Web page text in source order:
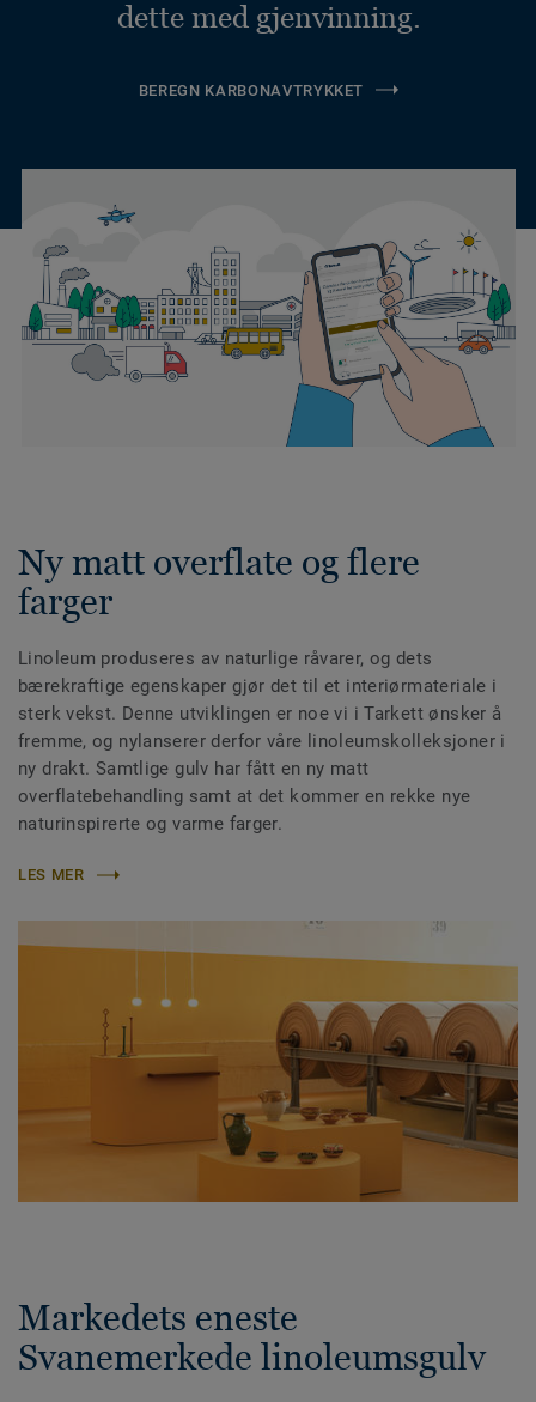
dette med gjenvinning.
BEREGN KARBONAVTRYKKET
Ny matt overflate og flere
farger
Linoleum produseres av naturlige råvarer, og dets
bærekraftige egenskaper gjør det til et interiørmateriale i
sterk vekst. Denne utviklingen er noe vi i Tarkett ønsker å
fremme, og nylanserer derfor våre linoleumskolleksjoner i
ny drakt. Samtlige gulv har fått en ny matt
overflatebehandling samt at det kommer en rekke nye
naturinspirerte og varme farger.
LES MER
Markedets eneste
Svanemerkede linoleumsgulv